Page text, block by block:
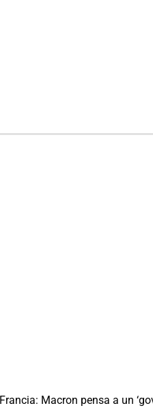
Francia: Macron pensa a un